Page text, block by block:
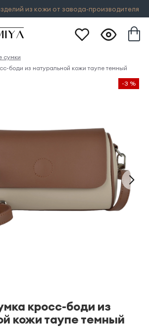
из кожи от завода-производителя
сумки
боди из натуральной кожи таупе темный
-3 %
кросс-боди из
кожи таупе темный